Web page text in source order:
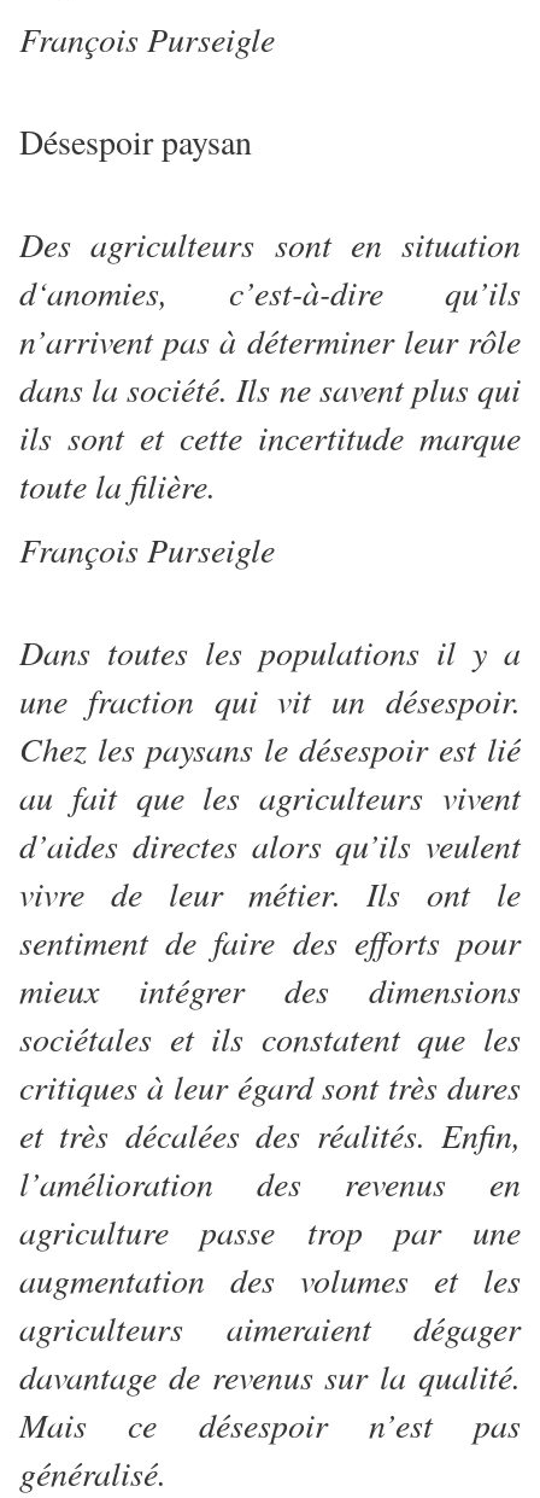
François Purseigle
Désespoir paysan
Des agriculteurs sont en situation
d‘anomies, c’est-à-dire qu’ils
n’arrivent pas à déterminer leur rôle
dans la société. Ils ne savent plus qui
ils sont et cette incertitude marque
toute la filière.
François Purseigle
Dans toutes les populations il y a
une fraction qui vit un désespoir.
Chez les paysans le désespoir est lié
au fait que les agriculteurs vivent
d’aides directes alors qu’ils veulent
vivre de leur métier. Ils ont le
sentiment de faire des efforts pour
mieux intégrer des dimensions
sociétales et ils constatent que les
critiques à leur égard sont très dures
et très décalées des réalités. Enfin,
l’amélioration des revenus en
agriculture passe trop par une
augmentation des volumes et les
agriculteurs aimeraient dégager
davantage de revenus sur la qualité.
Mais ce désespoir n’est pas
généralisé.